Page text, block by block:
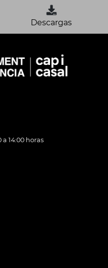
Descargas
a 14:00 horas